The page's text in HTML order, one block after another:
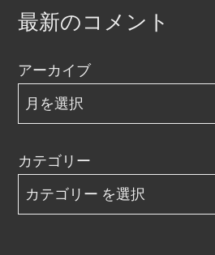
最新のコメント
アーカイブ
カテゴリー